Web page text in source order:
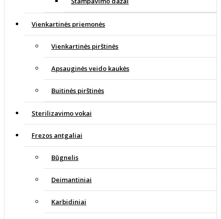
Vienkartinės priemonės
Vienkartinės pirštinės
Apsauginės veido kaukės
Buitinės pirštinės
Sterilizavimo vokai
Frezos antgaliai
Būgnelis
Deimantiniai
Karbidiniai